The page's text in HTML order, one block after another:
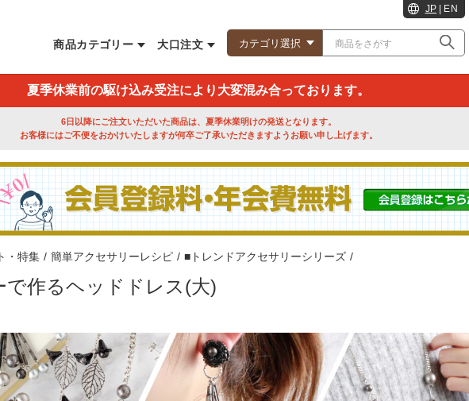
商品カテゴリー 大口注文
JP EN
夏季休業前の駆け込み受注により大変混み合っております。
6日以降にご注文いただいた商品は、夏季休業明けの発送となります。
お客様にはご不便をおかけいたしますが何卒ご了承いただきますようお願い申し上げます。
・特集 / 簡単アクセサリーレシピ / ■トレンドアクセサリーシリーズ /
で作るヘッドドレス(大)